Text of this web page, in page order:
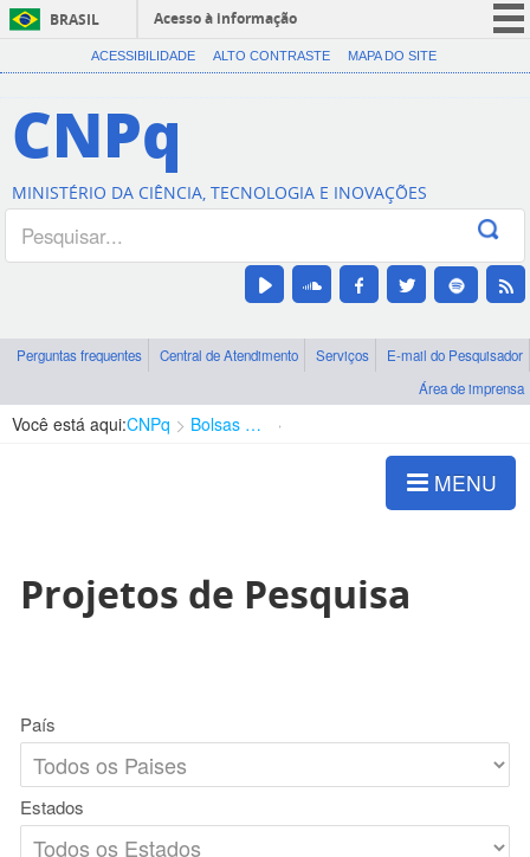
BRASIL
Acesso à informação
CORONAVÍRUS (COVID-19)
Canais
ACESSIBILIDADE ALTO CONTRASTE MAPA DO SITE
CNPq
MINISTÉRIO DA CIÊNCIA, TECNOLOGIA E INOVAÇÕES
Perguntas frequentes Central de Atendimento Serviços
E-mail do Pesquisador
Área de imprensa
Você está aqui:CNPq Bolsas e Auxílios Vigentes
MENU
Projetos de Pesquisa
País
Estados